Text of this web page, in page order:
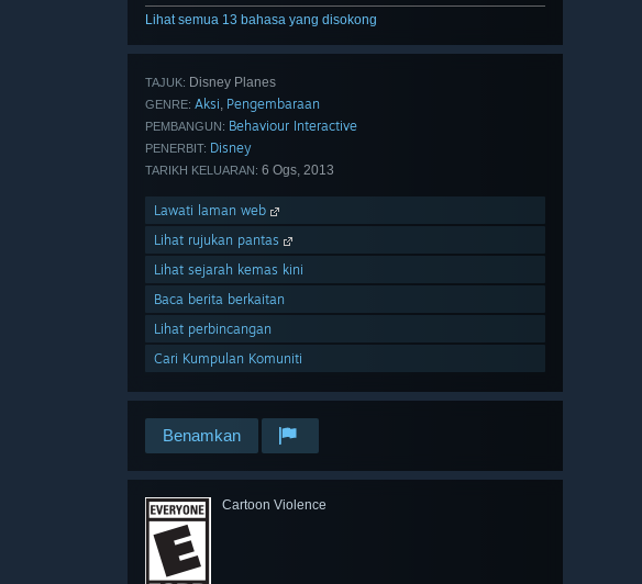
Lihat semua 13 bahasa yang disokong
TAJUK: Disney Planes
GENRE: Aksi, Pengembaraan
PEMBANGUN: Behaviour Interactive
PENERBIT: Disney
TARIKH KELUARAN: 6 Ogs, 2013
Lawati laman web
Lihat rujukan pantas
Lihat sejarah kemas kini
Baca berita berkaitan
Lihat perbincangan
Cari Kumpulan Komuniti
Benamkan
Cartoon Violence